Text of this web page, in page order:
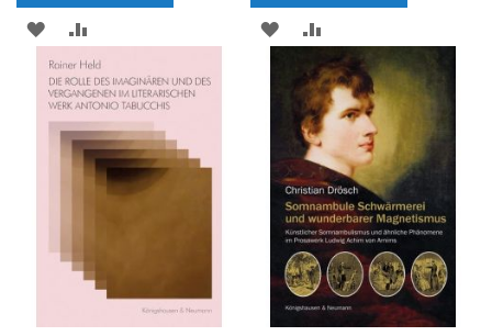
ZUR
WUNSCHLISTE
HINZUFÜGEN
VERGLEICHSLISTE
HINZUFÜGEN
ZUR
WUNSCHLISTE
HINZUFÜGEN
VERGLEICHSLISTE
HINZUFÜGEN